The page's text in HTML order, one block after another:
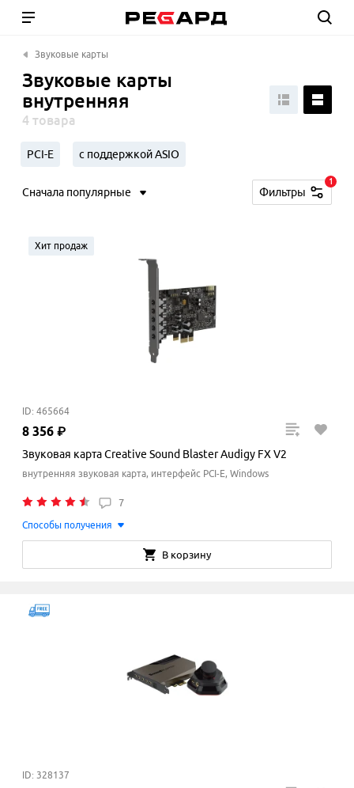
Звуковые карты
Звуковые карты
внутренняя
4 товара
PCI-E с поддержкой ASIO
Сначала популярные Фильтры
1
Хит продаж
ID: 465664
8 356 ₽
Звуковая карта Creative Sound Blaster Audigy FX V2
внутренняя звуковая карта, интерфейс PCI-E, Windows
7
Способы получения
В корзину
ID: 328137